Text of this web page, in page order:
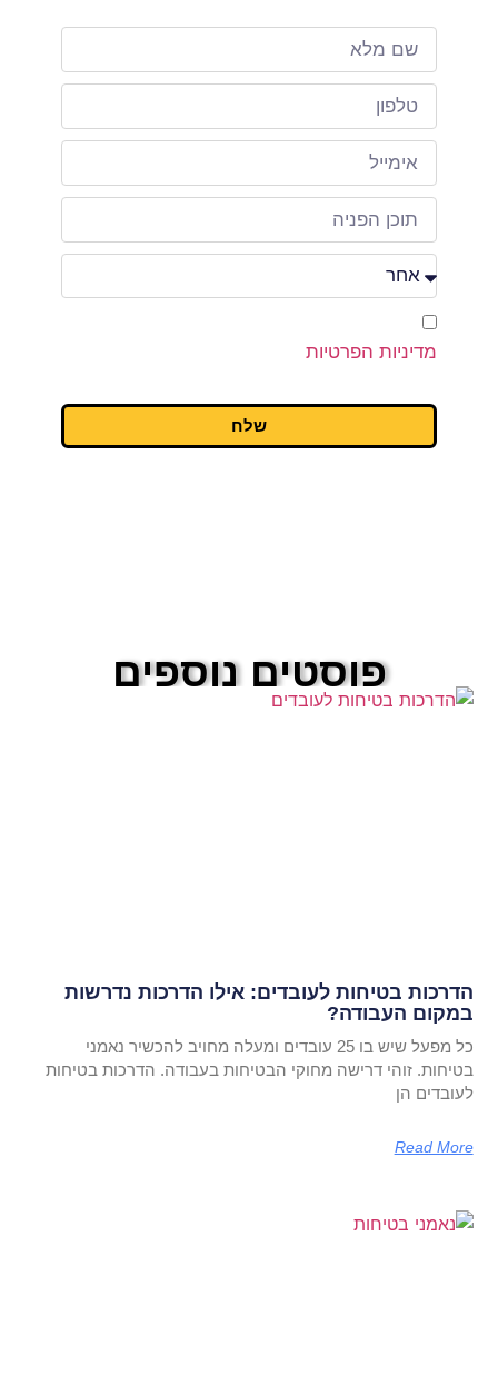
מדיניות הפרטיותשל האתר שמופיעה בתחתית
שלח
פוסטים נוספים
הדרכות בטיחות לעובדים: אילו הדרכות נדרשות
במקום העבודה?
כל מפעל שיש בו 25 עובדים ומעלה מחויב להכשיר נאמני
בטיחות. זוהי דרישה מחוקי הבטיחות בעבודה. הדרכות בטיחות
לעובדים הן
Read More